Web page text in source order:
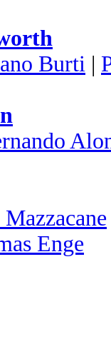
Burti |
Enge